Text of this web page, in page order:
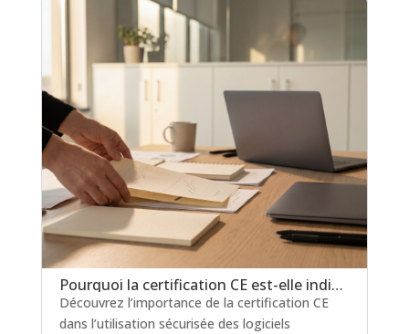
Pourquoi la certification CE est-elle indispensable pour les logiciels de prescription médicamenteuse ?
Découvrez l’importance de la certification CE
dans l’utilisation sécurisée des logiciels